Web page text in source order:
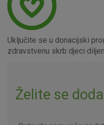
Uključite se u donacijski
zdravstvenu skrb djeci